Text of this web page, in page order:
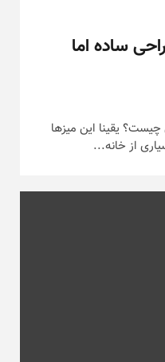
ساده اما
چیست؟ یقینا این میزها
از خانه...